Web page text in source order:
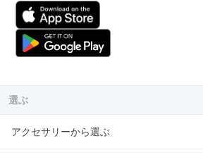
選ぶ
アクセサリーから選ぶ